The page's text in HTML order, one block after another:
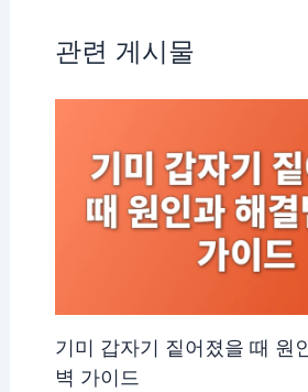
관련 게시물
기미 갑자기 짙어졌을 때 원
벽 가이드